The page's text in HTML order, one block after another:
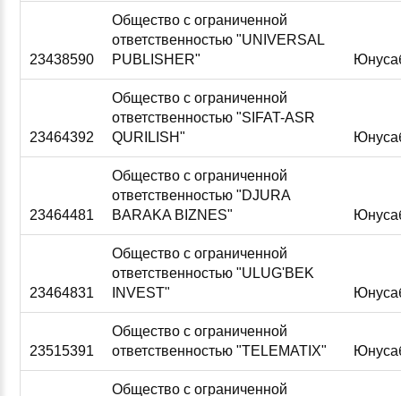
23438590
Общество с ограниченной
ответственностью "UNIVERSAL
PUBLISHER"
23464392
Общество с ограниченной
ответственностью "SIFAT-ASR
QURILISH"
23464481
Общество с ограниченной
ответственностью "DJURA
BARAKA BIZNES"
23464831
Общество с ограниченной
ответственностью "ULUG'BEK
INVEST"
23515391
Общество с ограниченной
ответственностью "TELEMATIX"
Общество с ограниченной